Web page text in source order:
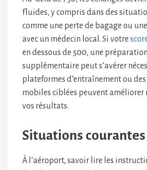
fluides, y compris dans des
comme une perte de bagage ou
avec un médecin local. Si votre
en dessous de 500, une préparation
supplémentaire peut s’avérer
plateformes d’entraînement ou
mobiles ciblées peuvent
vos résultats.
Situations courantes
À l’aéroport, savoir lire les